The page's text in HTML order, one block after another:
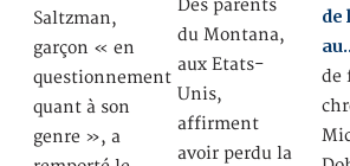
Saltzman,
garçon « en
questionnement
quant à son
genre », a
Des parents
du Montana,
aux Etats-
Unis,
affirment
avoir perdu la
de
de